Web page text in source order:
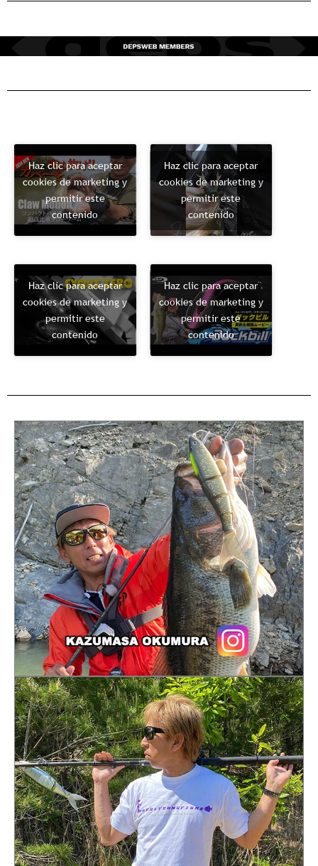
Haz clic para aceptar
cookies de marketing y
permitir este
contenido
Haz clic para aceptar
cookies de marketing y
permitir este
contenido
Haz clic para aceptar
cookies de marketing y
permitir este
contenido
Haz clic para aceptar
cookies de marketing y
permitir este
contenido